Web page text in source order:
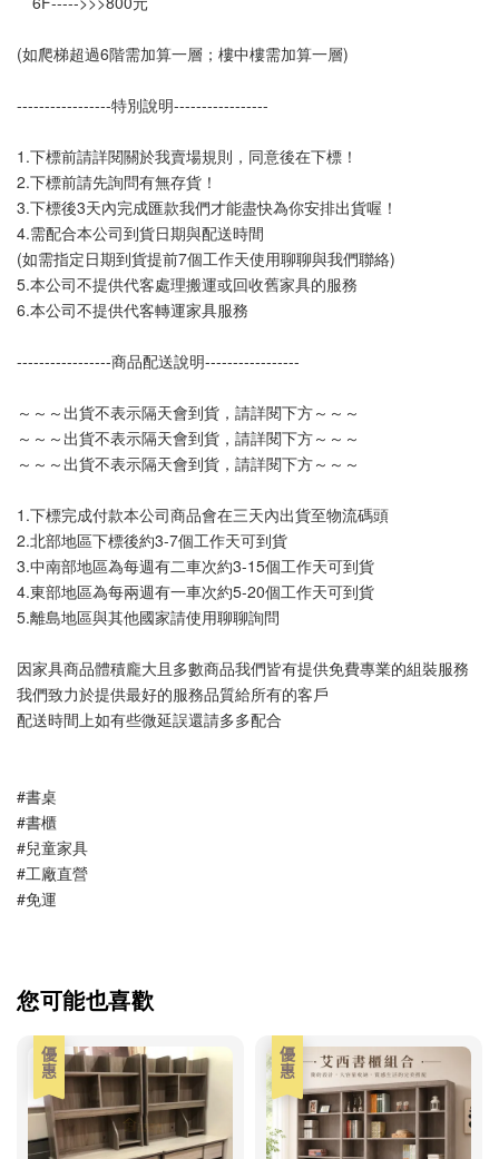
(如爬梯超過6階需加算一層；樓中樓需加算一層)
-----------------特別說明-----------------
1.下標前請詳閱關於我賣場規則，同意後在下標！
2.下標前請先詢問有無存貨！
3.下標後3天內完成匯款我們才能盡快為你安排出貨喔！
4.需配合本公司到貨日期與配送時間
(如需指定日期到貨提前7個工作天使用聊聊與我們聯絡)
5.本公司不提供代客處理搬運或回收舊家具的服務
6.本公司不提供代客轉運家具服務
-----------------商品配送說明-----------------
～～～出貨不表示隔天會到貨，請詳閱下方～～～
～～～出貨不表示隔天會到貨，請詳閱下方～～～
～～～出貨不表示隔天會到貨，請詳閱下方～～～
1.下標完成付款本公司商品會在三天內出貨至物流碼頭
2.北部地區下標後約3-7個工作天可到貨
3.中南部地區為每週有二車次約3-15個工作天可到貨
4.東部地區為每兩週有一車次約5-20個工作天可到貨
5.離島地區與其他國家請使用聊聊詢問
因家具商品體積龐大且多數商品我們皆有提供免費專業的組裝服務
我們致力於提供最好的服務品質給所有的客戶
配送時間上如有些微延誤還請多多配合
#書桌
#書櫃
#兒童家具
#工廠直營
#免運
您可能也喜歡
優惠 優惠